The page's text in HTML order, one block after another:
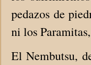
pedazos de
ni los
El Nembutsu,